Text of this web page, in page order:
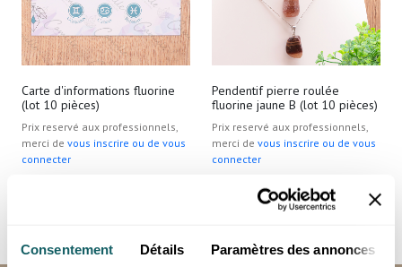
Consentement Détails Paramètres des annonces
Carte d'informations fluorine
(lot 10 pièces)
Prix reservé aux professionnels,
merci de vous inscrire ou de vous
connecter
Pendentif pierre roulée
fluorine jaune B (lot 10 pièces)
Prix reservé aux professionnels,
merci de vous inscrire ou de vous
connecter
Chine